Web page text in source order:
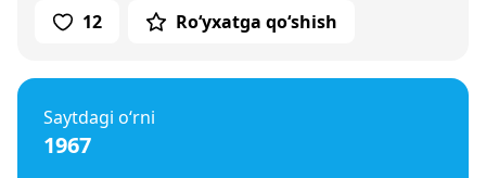
12 Ro‘yxatga qo‘shish
Saytdagi o‘rni
1967